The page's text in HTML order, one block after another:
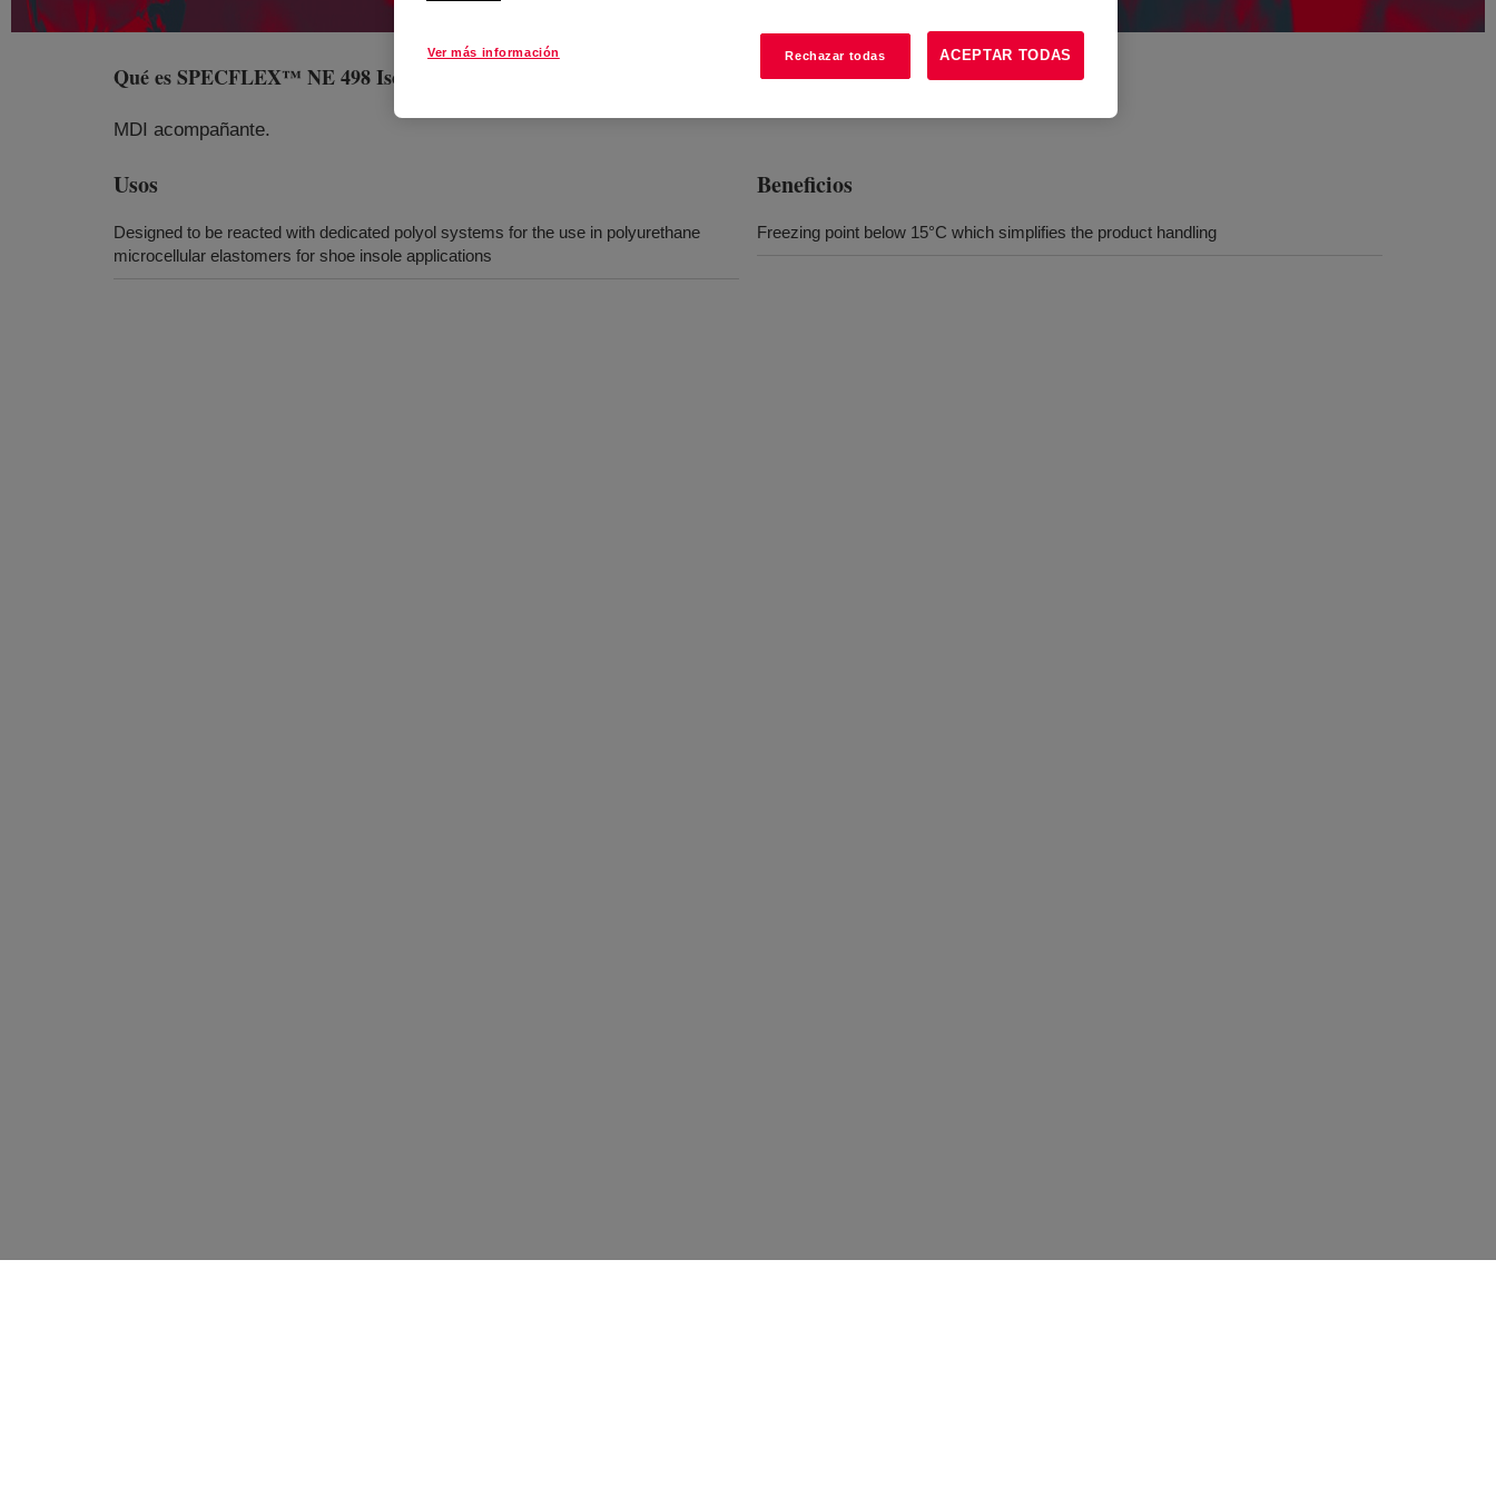
Qué esSPECFLEX™ NE 498 Isocyanate
MDI acompañante.
Usos
Designed to be reacted with dedicated polyol systems for the use in polyurethane
microcellular elastomers for shoe insole applications
Beneficios
Freezing point below 15°C which simplifies the product handling
Ver más información Rechazar todas ACEPTAR TODAS